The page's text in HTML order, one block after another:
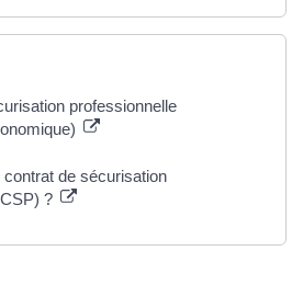
professionnelle
contrat de sécurisation
?